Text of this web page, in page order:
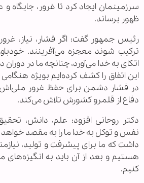
سرزمینمان ایجاد کرد تا غرور،
ظهور برساند.
رئیس جمهور گفت: اگر فشار، نیاز،
ترکیب شوند معجزه می‌آفرینند.
اتکای به خدا می‌آورد، چنانچه ما در
این اتفاق را کشف کرده‌ایم بویژه
در فشار دشمن برای حفظ غرور
دفاع از قلمرو کشورش تلاش می‌کند.
دکتر روحانی افزود: علم، دانش،
نفس و توکل به خدا ما را به مقصد خواهد
داشت که ما برای پیشرفت و تولید،
هستیم و بعد از آن باید به
کنیم.